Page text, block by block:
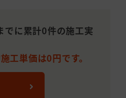
でに累計0件の施工実
工単価は0円です。